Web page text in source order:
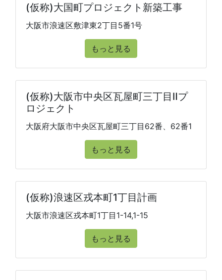
(仮称)大国町プロジェクト新築工事
大阪市浪速区敷津東2丁目5番1号
もっと見る
(仮称)大阪市中央区瓦屋町三丁目Ⅱプ
ロジェクト
大阪府大阪市中央区瓦屋町三丁目62番、62番1
もっと見る
(仮称)浪速区戎本町1丁目計画
大阪市浪速区戎本町1丁目1-14,1-15
もっと見る